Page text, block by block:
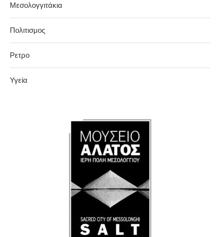
Μεσολογγιτάκια
Πολιτισμος
Ρετρο
Υγεία